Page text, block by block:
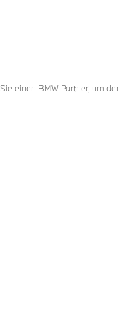
einen BMW Partner, um den